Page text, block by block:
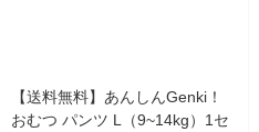
【送料無料】あんしんGenki！
おむつ パンツ L（9~14kg）1セ